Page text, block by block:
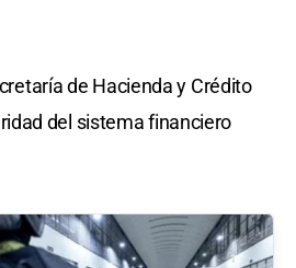
de Hacienda y Crédito
del sistema financiero